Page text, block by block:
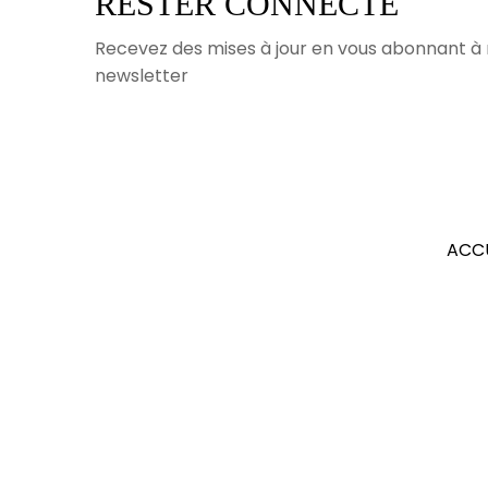
Recevez des mises à jour en vous abonnant
newsletter